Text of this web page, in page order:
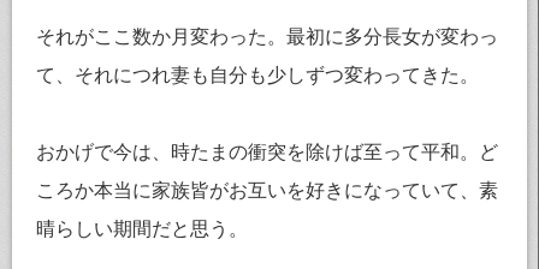
それがここ数か月変わった。最初に多分長女が変わっ
て、それにつれ妻も自分も少しずつ変わってきた。
おかげで今は、時たまの衝突を除けば至って平和。ど
ころか本当に家族皆がお互いを好きになっていて、素
晴らしい期間だと思う。